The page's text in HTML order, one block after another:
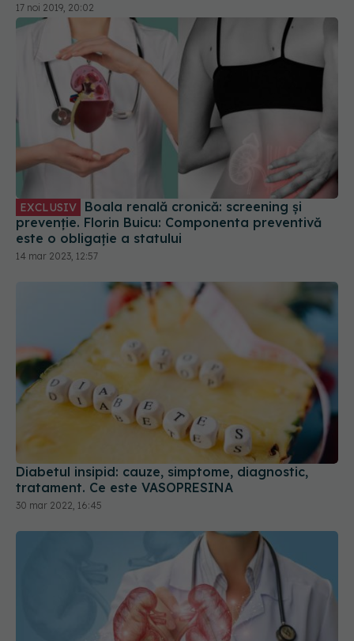
17 noi 2019, 20:02
EXCLUSIV
prevenție. Florin Buicu: Componenta preventivă
este o obligație a statului
14 mar 2023, 12:57
Diabetul insipid: cauze, simptome, diagnostic,
tratament. Ce este VASOPRESINA
30 mar 2022, 16:45